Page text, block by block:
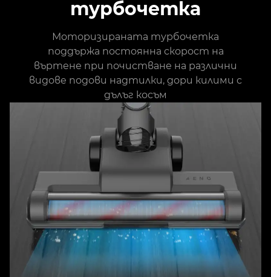
турбочетка
Моторизираната турбочетка
поддържа постоянна скорост на
въртене при почистване на различни
видове подови надтилки, дори килими с
дълъг косъм